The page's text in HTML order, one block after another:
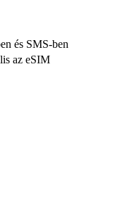
és SMS-ben
az eSIM